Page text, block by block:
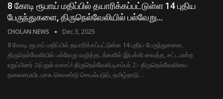
8 கோடி ரூபாய் மதிப்பில் தயாரிக்கப்பட்டுள்ள 14 புதிய
பேருந்துகளை, திருநெல்வேலியில் பல்வேறு…
CHOLAN NEWS Dec 3, 2025
8 கோடி ரூபாய் மதிப்பில் தயாரிக்கப்பட்டுள்ள 14 புதிய பேருந்துகளை,
திருநெல்வேலியில் பல்வேறு வழித்தடங்களில் இயக்கி வைத்த, சட்டமன்ற
உறுப்பினர் அப்துல் வகாப்! திருநெல்வேலி,டிசம்பர் 2:- திருநெல்வேலியை
தலைமையிடமாக கொண்டு செயல்படும், தமிழ்நாடு…